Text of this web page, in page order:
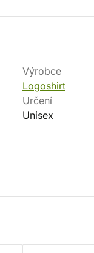
Výrobce
Logoshirt
Určení
Unisex